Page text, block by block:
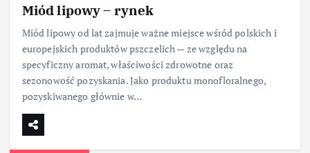
Miód lipowy – rynek
Miód lipowy od lat zajmuje ważne miejsce wśród polskich i
europejskich produktów pszczelich — ze względu na
specyficzny aromat, właściwości zdrowotne oraz
sezonowość pozyskania. Jako produktu monofloralnego,
pozyskiwanego głównie w…